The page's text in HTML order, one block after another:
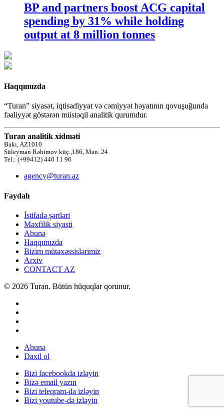
BP and partners boost ACG capital
spending by 31% while holding
output at 8 million tonnes
Haqqımızda
“Turan” siyasət, iqtisadiyyat və cəmiyyət həyatının qovuşuğunda
fəaliyyət göstərən müstəqil analitik qurumdur.
Turan analitik xidməti
Bakı, AZ1010
Süleyman Rəhimov küç.,186, Mən. 24
Tel.: (+99412) 440 11 96
agency@turan.az
Faydalı
İstifadə şərtləri
Məxfilik siyasti
Abunə
Haqqımızda
Bizim mütəxəssislərimiz
Arxiv
CONTACT AZ
© 2026 Turan. Bütün hüquqlar qorunur.
Abunə
Daxil ol
Bizi facebookda izləyin
Bizə email yazın
Bizi teleqram-da izləyin
Bizi youtube-də izləyin